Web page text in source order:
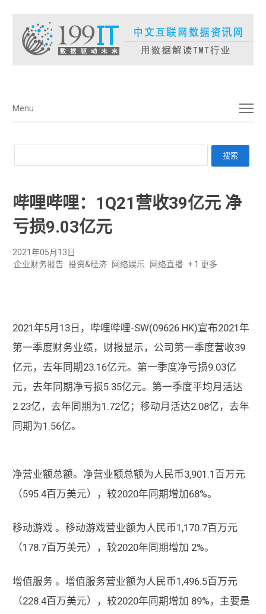
菜单
Menu
哔哩哔哩：1Q21营收39亿元 净
亏损9.03亿元
2021年05月13日
企业财务报告 投资&经济 网络娱乐 网络直播 + 1 更多
2021年5月13日，哔哩哔哩-SW(09626.HK)宣布2021年
第一季度财务业绩，财报显示，公司第一季度营收39
亿元，去年同期23.16亿元。第一季度净亏损9.03亿
元，去年同期净亏损5.35亿元。第一季度平均月活达
2.23亿，去年同期为1.72亿；移动月活达2.08亿，去年
同期为1.56亿。
净营业额总额。净营业额总额为人民币3,901.1百万元
（595.4百万美元），较2020年同期增加68%。
移动游戏 。移动游戏营业额为人民币1,170.7百万元
（178.7百万美元），较2020年同期增加 2%。
增值服务 。增值服务营业额为人民币1,496.5百万元
（228.4百万美元），较2020年同期增加 89%，主要是